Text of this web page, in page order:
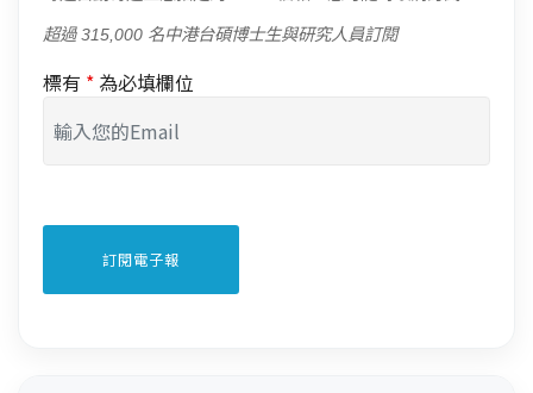
超過 315,000 名中港台碩博士生與研究人員訂閱
標有 * 為必填欄位